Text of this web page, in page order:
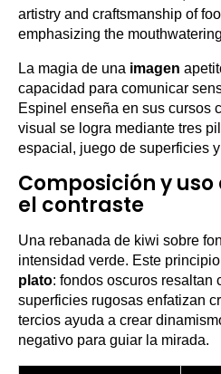
La magia de una imagen
capacidad para comunicar
Espinel enseña en sus cursos
visual se logra mediante tres
espacial, juego de superficies
Composición y
el contraste
Una rebanada de kiwi sobre
intensidad verde. Este
plato: fondos oscuros resaltan
superficies rugosas enfatizan
tercios ayuda a crear
negativo para guiar la mirada.